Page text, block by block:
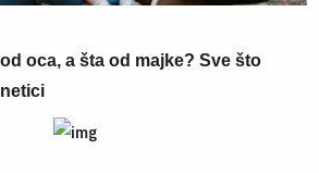
oca, a šta od majke? Sve što